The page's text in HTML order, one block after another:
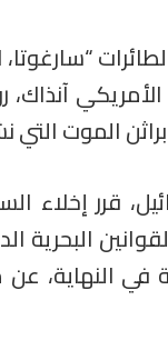
آنذاك،
الموت التي
قرر إخلاء
البحرية